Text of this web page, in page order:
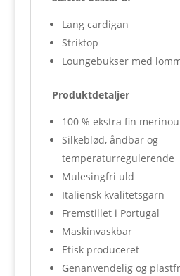
Lang cardigan
Striktop
Loungebukser med
Produktdetaljer
100 % ekstra fin
Silkeblød, åndbar og
temperaturregulerende
Mulesingfri uld
Italiensk kvalitetsgarn
Fremstillet i Portugal
Maskinvaskbar
Etisk produceret
Genanvendelig og